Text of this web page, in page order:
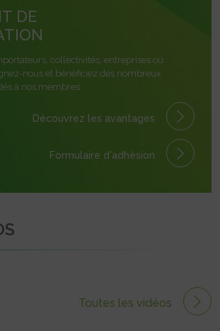
DE
collectivités, entreprises ou
nous et bénéficiez des nombreux
à nos membres.
Découvrez les avantages
Formulaire d'adhésion
Toutes les vidéos